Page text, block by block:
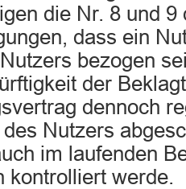
die Nr. 8 und 9
dass ein
bezogen
der
dennoch
Nutzers
im laufenden
kontrolliert werde.